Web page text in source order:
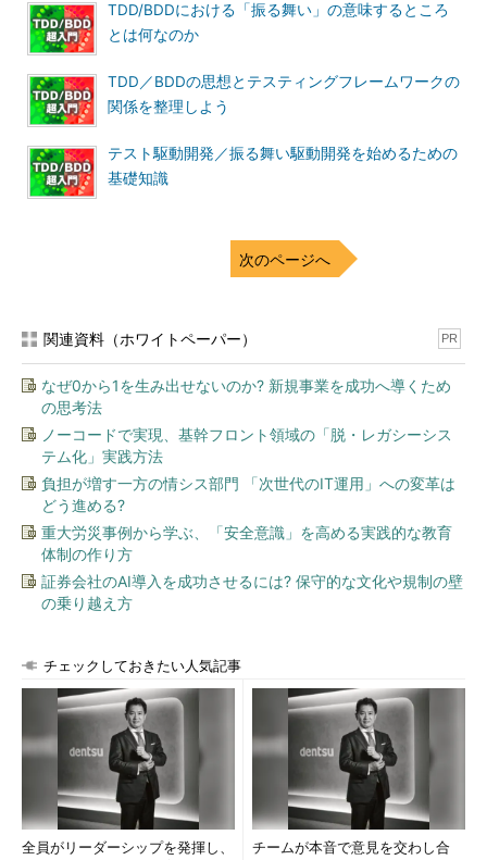
るメソッドをテストするとしま
しょう。そのメソッドでは
「Bbb」クラスを参照してお
り、「Ccc」クラスをフィール
ドに持っていたら、「Bbb」ク
「Ccc」クラスまで含めたもの
もコンポーネントテストになり
統合テスト
コンポーネント間のテストで
す。先のコンポーネントテスト
では、「Foo」機能のために
「Aaa」「Bbb」「Ccc」といっ
たクラスの関連をテストしたわ
けですが、「Bar」機能のための
「Xxx」「Yyy」「Zzz」クラス
は別のコンポーネントと考える
ことになります。この場合、直
交しているかもしれませんし、
携をテストします。
システムテスト
システム全体を動作させるテ
ストです。コンポーネントテス
ト、統合テストでは検出されな
いようなバグを検出させます。
TDD/BDDにおける「振る舞い」の意味するところ
とは何なのか
TDD／BDDの思想とテスティングフレームワークの
関係を整理しよう
テスト駆動開発／振る舞い駆動開発を始めるための
基礎知識
次のページへ
関連資料（ホワイトペーパー） PR
なぜ0から1を生み出せないのか? 新規事業を成功へ導くため
の思考法
ノーコードで実現、基幹フロント領域の「脱・レガシーシス
テム化」実践方法
負担が増す一方の情シス部門 「次世代のIT運用」への変革は
どう進める?
重大労災事例から学ぶ、「安全意識」を高める実践的な教育
体制の作り方
証券会社のAI導入を成功させるには? 保守的な文化や規制の壁
の乗り越え方
チェックしておきたい人気記事
全員がリーダーシップを発揮し、
チームが本音で意見を交わし合